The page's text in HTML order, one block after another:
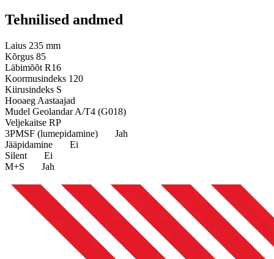
Tehnilised andmed
Laius 235 mm
Kõrgus 85
Läbimõõt R16
Koormusindeks 120
Kiirusindeks S
Hooaeg Aastaajad
Mudel Geolandar A/T4 (G018)
Veljekaitse RP
3PMSF (lumepidamine)
Jah
Jääpidamine
Ei
Silent
Ei
M+S
Jah